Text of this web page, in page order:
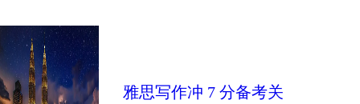
雅思写作冲 7 分备考关